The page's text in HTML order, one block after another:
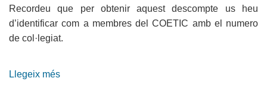
Recordeu que per obtenir aquest descompte us heu
d’identificar com a membres del COETIC amb el numero
de col·legiat.
Llegeix més